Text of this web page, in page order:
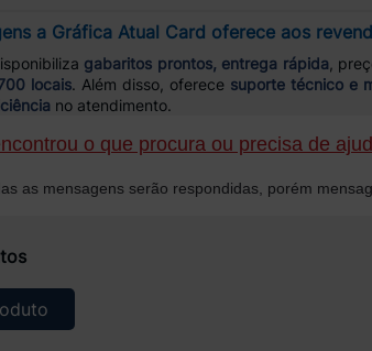
a Gráfica Atual Card oferece aos
gabaritos prontos, entrega rápida ,
locais. Além disso, oferece suporte técnico e
no atendimento.
o que procura ou precisa de
as mensagens serão respondidas, porém